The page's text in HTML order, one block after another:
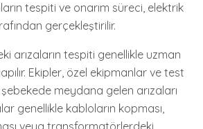
tespiti ve onarım süreci, elektrik
gerçekleştirilir.
arızaların tespiti genellikle uzman
Ekipler, özel ekipmanlar ve test
meydana gelen arızaları
genellikle kabloların kopması,
veya transformatörlerdeki